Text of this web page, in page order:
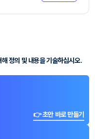
정의 및 내용을 기술하십시오.
👉 초안 바로 만들기